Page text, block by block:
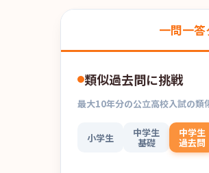
一問一
類似過去問に挑戦
最大10年分の公立高校入試の類
小学生 中学生
基礎
中学生
過去問